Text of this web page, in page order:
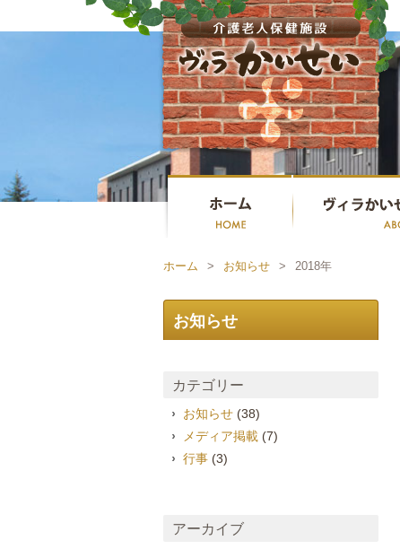
ホーム > お知らせ > 2018年
お知らせ
カテゴリー
お知らせ (38)
メディア掲載 (7)
行事 (3)
アーカイブ